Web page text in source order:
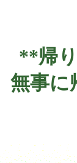
**帰
無事に